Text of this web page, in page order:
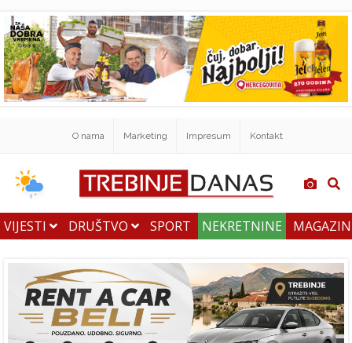
O nama Marketing Impresum Kontakt
VIJESTI DRUŠTVO SPORT NEKRETNINE